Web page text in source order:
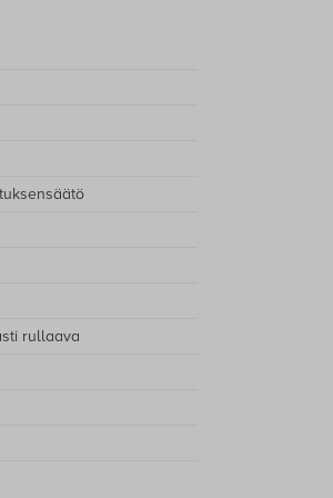
3-7 vrk.
erikseen.
noutopisteet
rullaava